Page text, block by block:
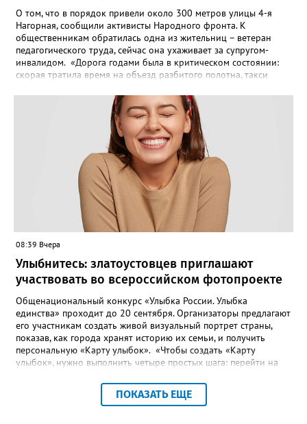
О том, что в порядок привели около 300 метров улицы 4-я
Нагорная, сообщили активисты Народного фронта. К
общественникам обратилась одна из жительниц – ветеран
педагогического труда, сейчас она ухаживает за супругом-
инвалидом. «Дорога годами была в критическом состоянии:
скорая тратила время на объезд разбитого полотна, такси
однажды реанимация не смогла добраться до больного.
Жители писали в администрацию города и другие инстанции,
пытались ремонтировать дорогу своими силами – всё тщетно»,
– рассказали в ОНФ. Общественники подчеркнули: именно
они добились, чтобы участок разровняли и отсыпали. Для
этого потребовалось обратиться в мэрию Златоуста.
08:39 Вчера
Улыбнитесь: златоустовцев приглашают
участвовать во всероссийском фотопроекте
Общенациональный конкурс «Улыбка России. Улыбка
единства» проходит до 20 сентября. Организаторы предлагают
его участникам создать живой визуальный портрет страны,
показав, как города хранят историю их семьи, и получить
персональную «Карту улыбок». «Чтобы создать «Карту
улыбок», нужно выполнить четыре простых шага: перейти на
улыбок»; загрузить фотографию с улыбкой – подойдёт портрет
одного человека, пары, семьи или нескольких поколений в
ПОКАЗАТЬ ЕЩЕ